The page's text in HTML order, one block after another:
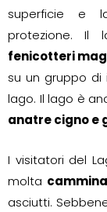
superficie e
protezione. Il
fenicotteri
su un gruppo di
lago. Il lago è
anatre cigno e
I visitatori del
molta
asciutti.